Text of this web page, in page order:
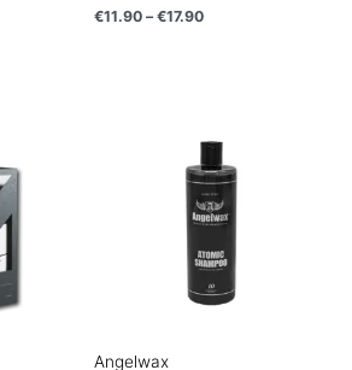
€11.90 – €17.90
Angelwax